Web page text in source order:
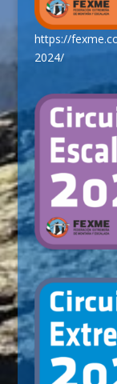
https://
2024/